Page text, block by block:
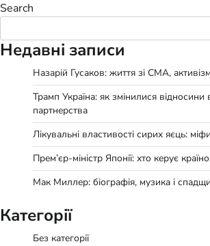
Search
Недавні записи
Назарій Гусаков: життя зі СМА,
Трамп Україна: як змінилися
партнерства
Лікувальні властивості сирих яєць:
Прем’єр-міністр Японії: хто керує
Мак Миллер: біографія, музика і
Категорії
Без категорії